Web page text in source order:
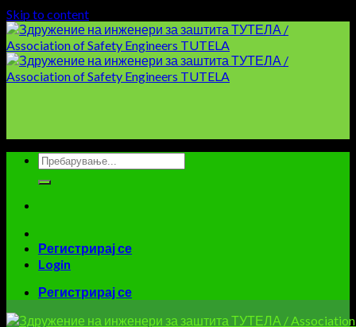
Skip to content
Регистрирај се
Login
Регистрирај се